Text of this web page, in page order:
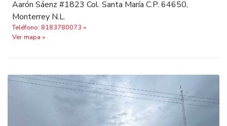
Aarón Sáenz #1823 Col. Santa María C.P. 64650,
Monterrey N.L.
Teléfono: 8183780073 »
Ver mapa »